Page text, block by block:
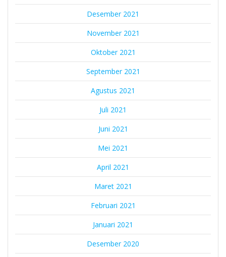
Desember 2021
November 2021
Oktober 2021
September 2021
Agustus 2021
Juli 2021
Juni 2021
Mei 2021
April 2021
Maret 2021
Februari 2021
Januari 2021
Desember 2020